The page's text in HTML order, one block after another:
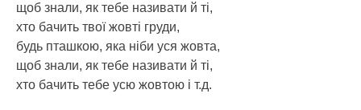
щоб знали, як тебе називати й ті,
хто бачить твої жовті груди,
будь пташкою, яка ніби уся жовта,
щоб знали, як тебе називати й ті,
хто бачить тебе усю жовтою і т.д.